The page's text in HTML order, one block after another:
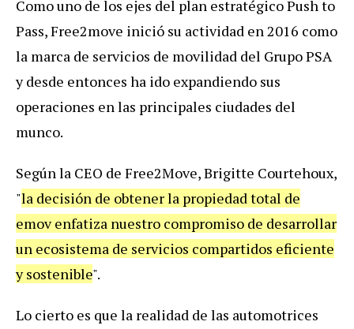
Como uno de los ejes del plan estratégico Push to
Pass, Free2move inició su actividad en 2016 como
la marca de servicios de movilidad del Grupo PSA
y desde entonces ha ido expandiendo sus
operaciones en las principales ciudades del
munco.
Según la CEO de Free2Move, Brigitte Courtehoux,
"la decisión de obtener la propiedad total de
emov enfatiza nuestro compromiso de desarrollar
un ecosistema de servicios compartidos eficiente
y sostenible".
Lo cierto es que la realidad de las automotrices